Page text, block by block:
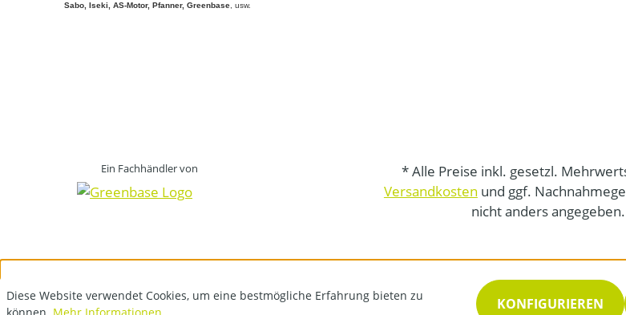
Sabo, Iseki, AS-Motor, Pfanner, Greenbase , usw.
Ein Fachhändler von
* Alle Preise inkl. gesetzl.
Versandkosten und ggf.
nicht anders angegeben.
Diese Website verwendet Cookies, um eine bestmögliche Erfahrung bieten zu
KONFIGURIEREN